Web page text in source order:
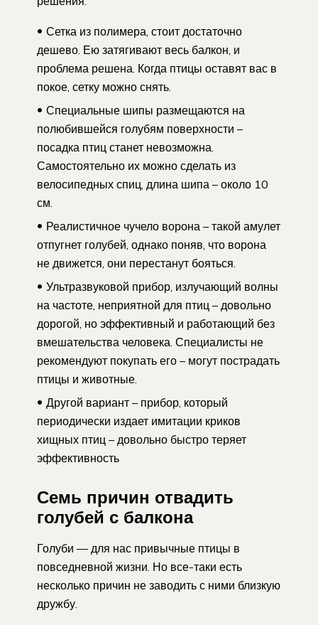
Сетка из полимера, стоит достаточно
дешево. Ею затягивают весь балкон, и
проблема решена. Когда птицы оставят вас в
покое, сетку можно снять.
Специальные шипы размещаются на
полюбившейся голубям поверхности –
посадка птиц станет невозможна.
Самостоятельно их можно сделать из
велосипедных спиц, длина шипа – около 10
см.
Реалистичное чучело ворона – такой амулет
отпугнет голубей, однако поняв, что ворона
не движется, они перестанут бояться.
Ультразвуковой прибор, излучающий волны
на частоте, неприятной для птиц – довольно
дорогой, но эффективный и работающий без
вмешательства человека. Специалисты не
рекомендуют покупать его – могут пострадать
птицы и животные.
Другой вариант – прибор, который
периодически издает имитации криков
хищных птиц – довольно быстро теряет
эффективность
Семь причин отвадить
голубей с балкона
Голуби — для нас привычные птицы в
повседневной жизни. Но все-таки есть
несколько причин не заводить с ними близкую
дружбу.